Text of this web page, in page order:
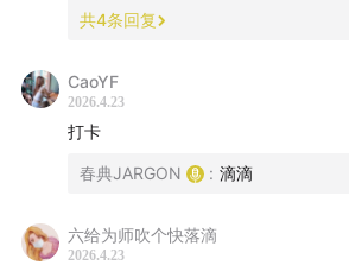
共4条回复
CaoYF
2026.4.23
打卡
春典JARGON : 滴滴
六给为师吹个快落滴
2026.4.23